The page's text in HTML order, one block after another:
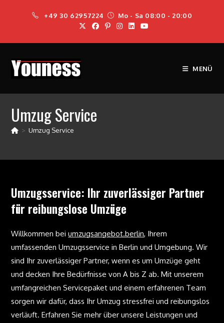
+49 30 62957224 Mo - Sa 08:00 - 20:00
MENÜ
Umzug Service
> Umzug Service
Umzugsservice: Ihr zuverlässiger Partner
für reibungslose Umzüge
Willkommen beiumzugsangebot.berlin, Ihrem
umfassenden Umzugsservice in Berlin und Umgebung. Wir
sind Ihr zuverlässiger Partner, wenn es um Umzüge geht
und decken Ihre Bedürfnisse von A bis Z ab. Mit unserem
umfangreichen Servicepaket und einem erfahrenen Team
sorgen wir dafür, dass Ihr Umzug stressfrei und reibungslos
verläuft. Erfahren Sie mehr über unsere Leistungen und